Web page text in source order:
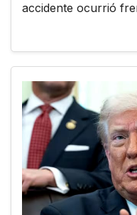
accidente ocurrió